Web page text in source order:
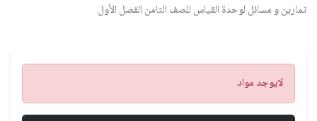
تمارين و مسائل لوحدة القياس للصف الثامن الفصل الأول
تنبيه
لايوجد مواد